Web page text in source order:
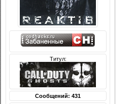
Титул:
Сообщений: 431